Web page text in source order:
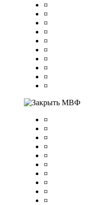
¤
¤
¤
¤
¤
¤
¤
¤
¤
¤
МВФ
¤
¤
¤
¤
¤
¤
¤
¤
¤
¤